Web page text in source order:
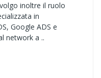
inoltre il ruolo
in
Google ADS e
network a ..